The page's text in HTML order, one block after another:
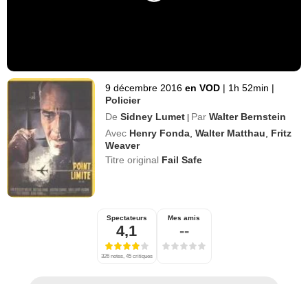
9 décembre 2016 en VOD | 1h 52min |
Policier
De Sidney Lumet | Par Walter Bernstein
Avec Henry Fonda ,Walter Matthau
Fritz
Weaver
Titre original Fail Safe
Spectateurs
4,1
326 notes, 45 critiques
Mes amis
--